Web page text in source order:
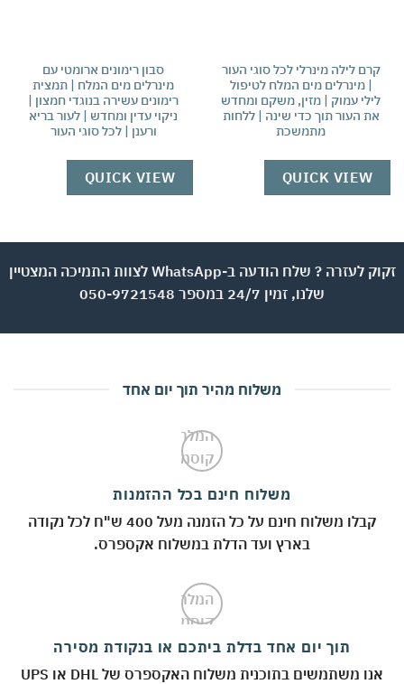
לילה מינרלי לכל סוגי העור
| מינרלים מים המלח לטיפול
עמוק | מזין, משקם ומחדש
העור תוך כדי שינה | ללחות
מתמשכת
QUICK VIEW
סבון רימונים ארומטי עם
מינרלים מים המלח | תמצית
רימונים עשירה בנוגדי חמצון |
ניקוי עדין ומחדש | לעור בריא
ורענן | לכל סוגי העור
QUICK VIEW
זקוק לעזרה ? שלח הודעה ב-WhatsApp לצוות התמיכה המצטיין
שלנו, זמין 24/7 במספר 050-9721548
משלוח מהיר תוך יום אחד
משלוח חינם בכל ההזמנות
קבלו משלוח חינם על כל הזמנה מעל 400 ש"ח לכל נקודה
בארץ ועד הדלת במשלוח אקספרס.
תוך יום אחד בדלת ביתכם או בנקודת מסירה
אנו משתמשים בתוכנית משלוח האקספרס של DHL או UPS